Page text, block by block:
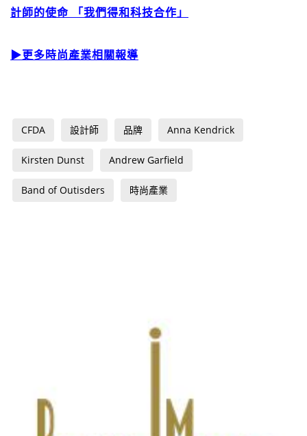
計師的使命 「我們得和科技合作」
▶更多時尚產業相關報導
CFDA 設計師 品牌 Anna Kendrick
Kirsten Dunst Andrew Garfield
Band of Outisders 時尚產業